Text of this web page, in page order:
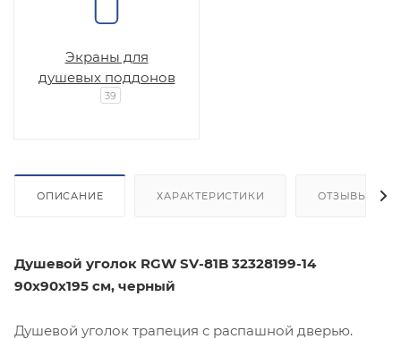
Экраны для
душевых поддонов
39
ОПИСАНИЕ ХАРАКТЕРИСТИКИ ОТЗЫВЫ
Душевой уголок RGW SV-81B 32328199-14
90х90х195 см, черный
Душевой уголок трапеция с распашной дверью.